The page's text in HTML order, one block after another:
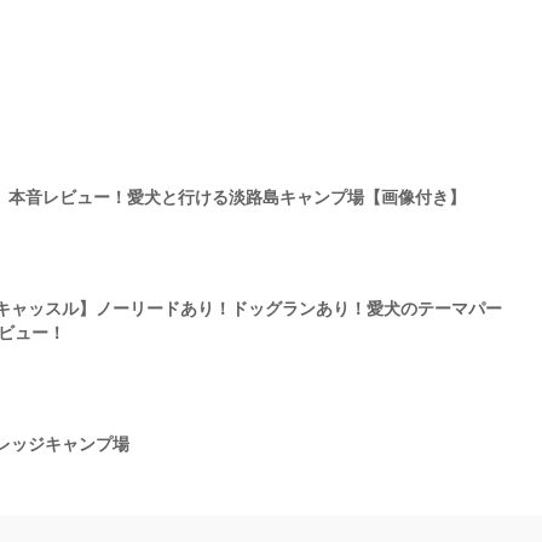
音レビュー！愛犬と行ける淡路島キャンプ場【画像付き】
ャッスル】ノーリードあり！ドッグランあり！愛犬のテーマパー
ュー！
ッジキャンプ場